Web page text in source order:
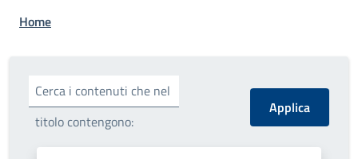
Briciole di pane
Home
Cerca i contenuti che nel
titolo contengono: